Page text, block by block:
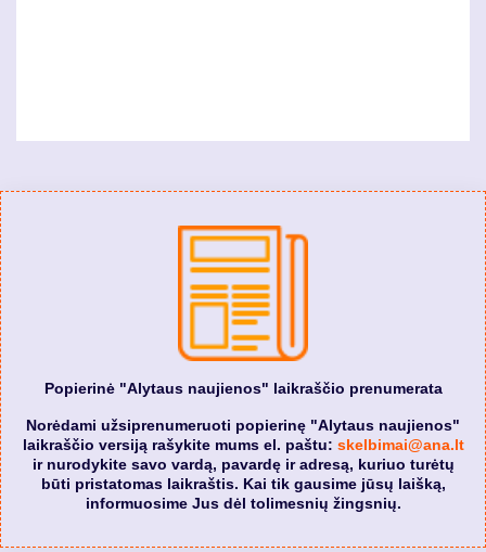
Popierinė "Alytaus naujienos" laikraščio prenumerata
Norėdami užsiprenumeruoti popierinę "Alytaus naujienos"
laikraščio versiją rašykite mums el. paštu: skelbimai@ana.lt
ir nurodykite savo vardą, pavardę ir adresą, kuriuo turėtų
būti pristatomas laikraštis. Kai tik gausime jūsų laišką,
informuosime Jus dėl tolimesnių žingsnių.